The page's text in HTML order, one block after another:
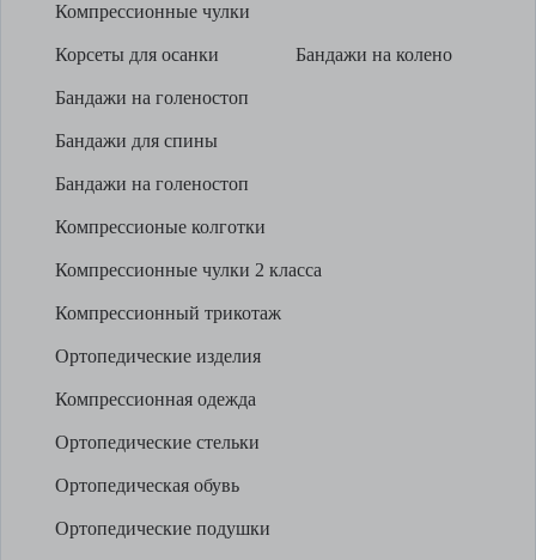
Компрессионные чулки
Корсеты для осанки Бандажи на колено
Бандажи на голеностоп
Бандажи для спины
Бандажи на голеностоп
Компрессионые колготки
Компрессионные чулки 2 класса
Компрессионный трикотаж
Ортопедические изделия
Компрессионная одежда
Ортопедические стельки
Ортопедическая обувь
Ортопедические подушки